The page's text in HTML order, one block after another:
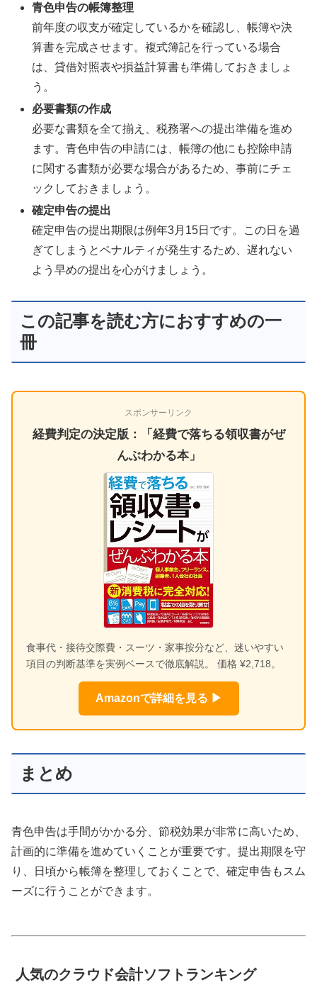
青色申告の帳簿整理
前年度の収支が確定しているかを確認し、帳簿や決
算書を完成させます。複式簿記を行っている場合
は、貸借対照表や損益計算書も準備しておきましょ
う。
必要書類の作成
必要な書類を全て揃え、税務署への提出準備を進め
ます。青色申告の申請には、帳簿の他にも控除申請
に関する書類が必要な場合があるため、事前にチェ
ックしておきましょう。
確定申告の提出
確定申告の提出期限は例年3月15日です。この日を過
ぎてしまうとペナルティが発生するため、遅れない
よう早めの提出を心がけましょう。
この記事を読む方におすすめの一
冊
スポンサーリンク
経費判定の決定版：「経費で落ちる領収書がぜ
んぶわかる本」
食事代・接待交際費・スーツ・家事按分など、迷いやすい
項目の判断基準を実例ベースで徹底解説。 価格 ¥2,718。
Amazonで詳細を見る ▶
まとめ
青色申告は手間がかかる分、節税効果が非常に高いため、
計画的に準備を進めていくことが重要です。提出期限を守
り、日頃から帳簿を整理しておくことで、確定申告もスム
ーズに行うことができます。
人気のクラウド会計ソフトランキング